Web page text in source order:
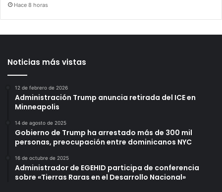
Hace 8 horas
Noticias más vistas
12 de febrero de 2026
Administración Trump anuncia retirada del ICE en
Minneapolis
14 de agosto de 2025
Gobierno de Trump ha arrestado más de 300 mil
personas, preocupación entre dominicanos NYC
16 de octubre de 2025
Administrador de EGEHID participa de conferencia
sobre «Tierras Raras en el Desarrollo Nacional»